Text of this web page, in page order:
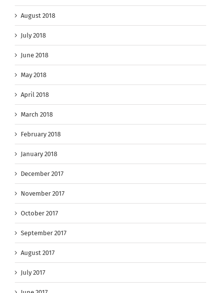
August 2018
July 2018
June 2018
May 2018
April 2018
March 2018
February 2018
January 2018
December 2017
November 2017
October 2017
September 2017
August 2017
July 2017